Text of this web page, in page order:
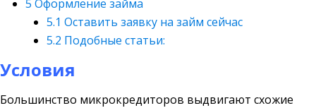
5 Оформление займа
5.1 Оставить заявку на займ сейчас
5.2 Подобные статьи:
Условия
Большинство микрокредиторов выдвигают схожие